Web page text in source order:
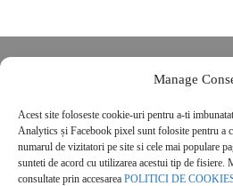
Manage
Acest site foloseste cookie-uri pentru a-ti
Analytics și Facebook pixel sunt folosite pentru a
numarul de vizitatori pe site si cele mai populare
sunteti de acord cu utilizarea acestui tip de
consultate prin accesarea POLITICI DE
POLITICĂ DE
Politica de cookies